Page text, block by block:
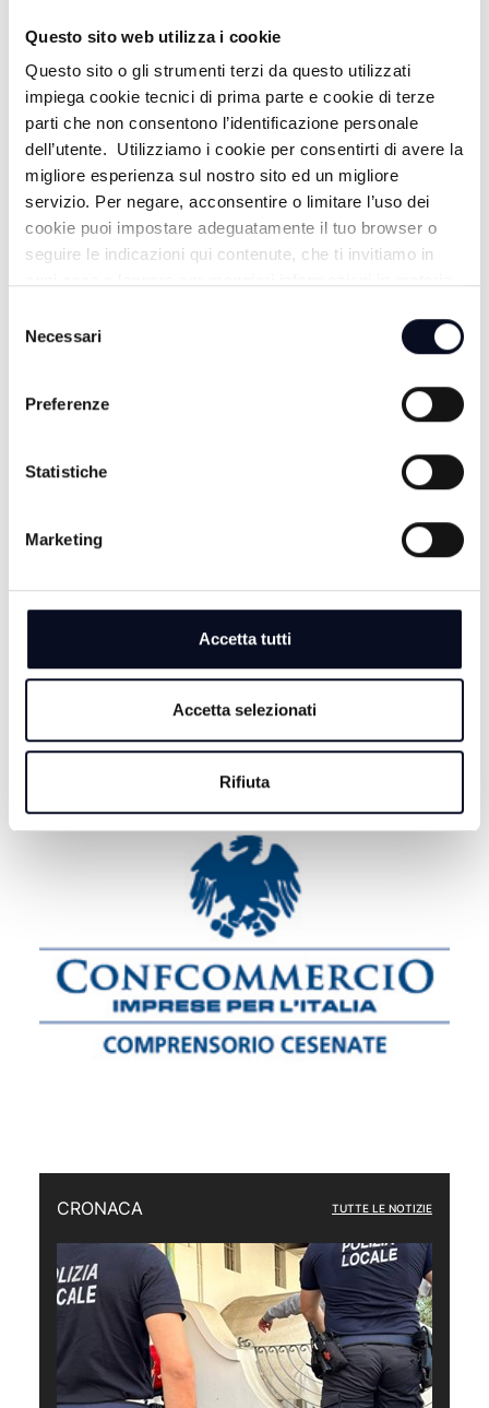
Questo sito web utilizza i cookie
Questo sito o gli strumenti terzi da questo utilizzati
impiega cookie tecnici di prima parte e cookie di terze
parti che non consentono l’identificazione personale
dell’utente. Utilizziamo i cookie per consentirti di avere la
migliore esperienza sul nostro sito ed un migliore
servizio. Per negare, acconsentire o limitare l’uso dei
cookie puoi impostare adeguatamente il tuo browser o
seguire le indicazioni qui contenute, che ti invitiamo in
delNecessari
Preferenze
Statistiche
Marketing
Accetta tutti
Accetta selezionati
Rifiuta
ALTRE NOTIZIE TUTTE LE NOTIZIE
SAN MARINO: Caldo e siccità, dichiarato lo stato di
emergenza idrica
EMILIA-ROMAGNA: Migliaia di messaggi per l'ultimo
ROMAGNA: Case vacanza fantasma, come difendersi
dalle truffe | VIDEO
CRONACA TUTTE LE NOTIZIE